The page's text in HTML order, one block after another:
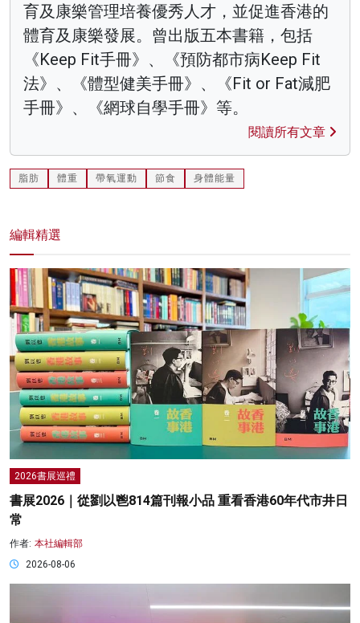
育及康樂管理培養優秀人才，並促進香港的
體育及康樂發展。曾出版五本書籍，包括
《Keep Fit手冊》、《預防都市病Keep Fit
法》、《體型健美手冊》、《Fit or Fat減肥
手冊》、《網球自學手冊》等。
閱讀所有文章
脂肪 體重 帶氧運動 節食 身體能量
編輯精選
2026書展巡禮
書展2026｜從劉以鬯814篇刊報小品 重看香港60年代市井日
常
作者: 本社編輯部
2026-08-06